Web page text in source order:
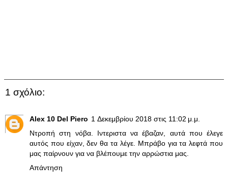
1 σχόλιο:
Alex 10 Del Piero 1 Δεκεμβρίου 2018 στις 11:02 μ.μ.
Ντροπή στη νόβα. Ιντεριστα να έβαζαν, αυτά που έλεγε
αυτός που είχαν, δεν θα τα λέγε. Μπράβο για τα λεφτά που
μας παίρνουν για να βλέπουμε την αρρώστια μας.
Απάντηση